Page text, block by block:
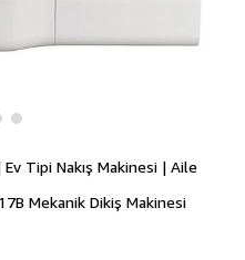
Tipi Nakış Makinesi | Aile
Mekanik Dikiş Makinesi